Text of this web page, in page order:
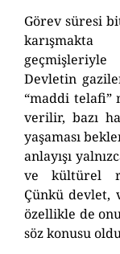
Görev süresi
Devletin
“maddi telafi”
verilir, bazı
yaşaması
anlayışı
ve kültürel
Çünkü devlet,
özellikle de
söz konusu